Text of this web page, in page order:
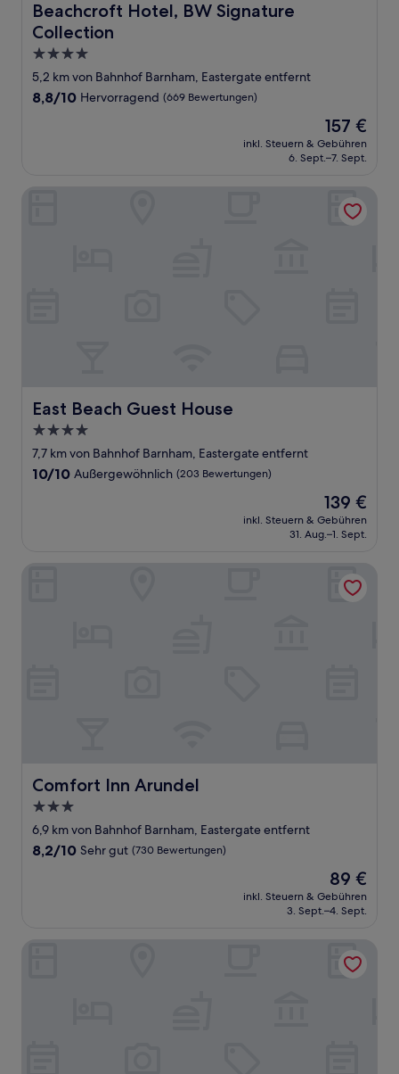
Beachcroft Hotel, BW Signature
Collection
Beachcroft Hotel, BW Signature Collection
4.0-
Sterne-
Unterkunft
5,2 km von Bahnhof Barnham, Eastergate entfernt
8.8
8,8/10 Hervorragend (669 Bewertungen)
Der
Preis
beträgt
157 €
inkl. Steuern & Gebühren
6. Sept.–7. Sept.
East Beach Guest House
East Beach Guest House
4.0-
Sterne-
Unterkunft
7,7 km von Bahnhof Barnham, Eastergate entfernt
10.0
10/10 Außergewöhnlich (203 Bewertungen)
Der
Preis
beträgt
139 €
inkl. Steuern & Gebühren
31. Aug.–1. Sept.
Comfort Inn Arundel
Comfort Inn Arundel
3.0-
Sterne-
Unterkunft
6,9 km von Bahnhof Barnham, Eastergate entfernt
8.2
Bewertungen)
8,2/10 Sehr gut (730 Bewertungen)
Der
Preis
beträgt
89 €
inkl. Steuern & Gebühren
3. Sept.–4. Sept.